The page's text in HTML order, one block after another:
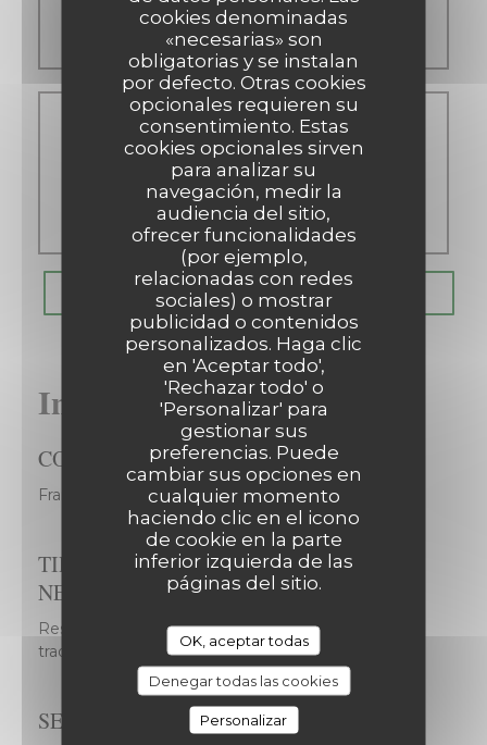
cookies denominadas
«necesarias» son
obligatorias y se instalan
por defecto. Otras cookies
opcionales requieren su
consentimiento. Estas
cookies opcionales sirven
para analizar su
navegación, medir la
audiencia del sitio,
ofrecer funcionalidades
(por ejemplo,
relacionadas con redes
sociales) o mostrar
publicidad o contenidos
personalizados. Haga clic
en 'Aceptar todo',
'Rechazar todo' o
'Personalizar' para
gestionar sus
preferencias. Puede
cambiar sus opciones en
cualquier momento
haciendo clic en el icono
de cookie en la parte
inferior izquierda de las
páginas del sitio.
OK, aceptar todas
Denegar todas las cookies
Personalizar
11:45 - 14:30
Sab-Dom
Cerrado
RESERVAR UNA MESA
Información general
COCINA
Francesa Tradicional
TIPO DE
NEGOCIO
Restaurante francés
tradicional
SERVICIOS
Les Chanteraines